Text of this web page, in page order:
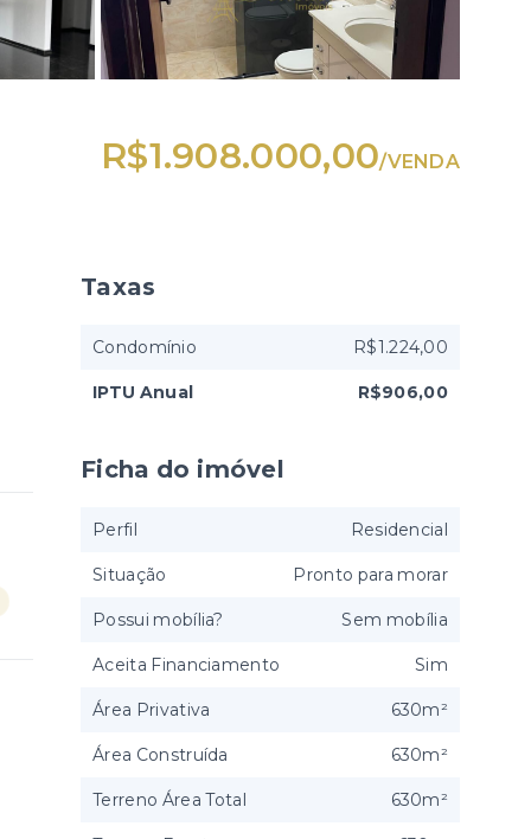
R$1.908.000,00/VENDA
Taxas
Condomínio R$1.224,00
IPTU Anual R$906,00
Ficha do imóvel
Perfil Residencial
Situação Pronto para morar
Possui mobília? Sem mobília
Aceita Financiamento Sim
Área Privativa 630m²
Área Construída 630m²
Terreno Área Total 630m²